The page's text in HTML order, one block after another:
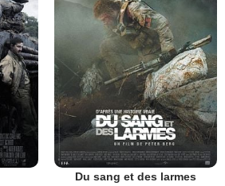
Du sang et des larmes